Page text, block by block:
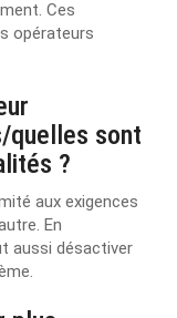
Ces
opérateurs
quelles sont
?
aux exigences
En
aussi désactiver